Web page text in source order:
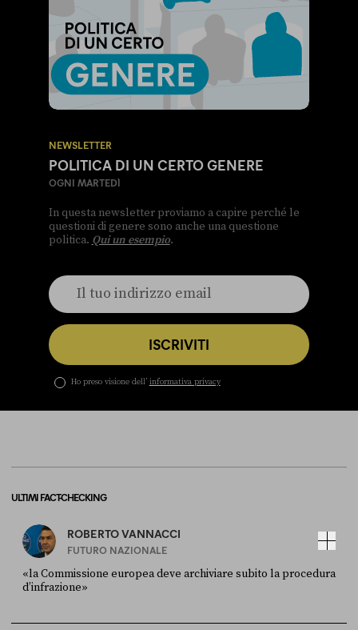
NEWSLETTER
POLITICA DI UN CERTO GENERE
OGNI MARTEDÌ
In questa newsletter proviamo a capire perché le
questioni di genere sono anche una questione
politica. Qui un esempio.
ISCRIVITI
Ho preso visione dell’ informativa privacy
ULTIMI FACT-CHECKING
ROBERTO VANNACCI
FUTURO NAZIONALE
«la Commissione europea deve archiviare subito la procedura
d’infrazione»